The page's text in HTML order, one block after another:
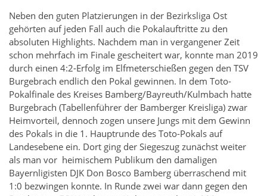
Neben den guten Platzierungen in der Bezirksliga Ost
gehörten auf jeden Fall auch die Pokalauftritte zu den
absoluten Highlights. Nachdem man in vergangener Zeit
schon mehrfach im Finale gescheitert war, konnte man 2019
durch einen 4:2-Erfolg im Elfmeterschießen gegen den TSV
Burgebrach endlich den Pokal gewinnen. In dem Toto-
Pokalfinale des Kreises Bamberg/Bayreuth/Kulmbach hatte
Burgebrach (Tabellenführer der Bamberger Kreisliga) zwar
Heimvorteil, dennoch zogen unsere Jungs mit dem Gewinn
des Pokals in die 1. Hauptrunde des Toto-Pokals auf
Landesebene ein. Dort ging der Siegeszug zunächst weiter
als man vor heimischem Publikum den damaligen
Bayernligisten DJK Don Bosco Bamberg überraschend mit
1:0 bezwingen konnte. In Runde zwei war dann gegen den